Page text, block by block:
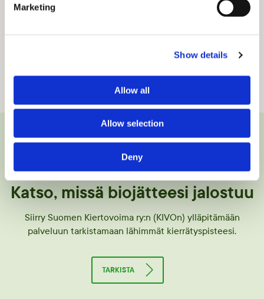
Marketing
Show details
Allow all
Allow selection
Deny
kannattaa leikata vähän pussin leveyttä lyhemmiksi ja
Katso, missä biojätteesi jalostuu
Siirry Suomen Kiertovoima ry:n (KIVOn) ylläpitämään
palveluun tarkistamaan lähimmät kierrätyspisteesi.
TARKISTA